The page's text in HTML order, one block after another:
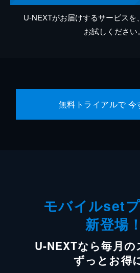
U-NEXTがお届けするサービスを
お試しください。
無料トライアルで 今
モバイルset
新登場！
U-NEXTなら毎月
ずっとお得